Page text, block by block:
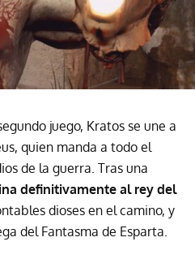
juego, Kratos se une a
quien manda a todo el
de la guerra. Tras una
definitivamente al rey del
dioses en el camino, y
del Fantasma de Esparta.